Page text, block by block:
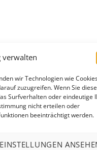
verwalten
wir Technologien wie
zuzugreifen. Wenn Sie
Surfverhalten oder eindeutige
nicht erteilen oder
beeinträchtigt werden.
EINSTELLUNGEN
für alle Menschen
in die Vielfalt
Lauschen, Staunen
leckeren Keksen